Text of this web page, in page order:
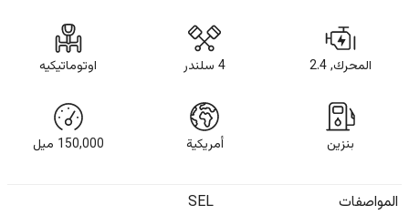
المحرك, 2.4 4 سلندر اوتوماتيكيه
بنزين أمريكية 150,000 ميل
المواصفات
SEL